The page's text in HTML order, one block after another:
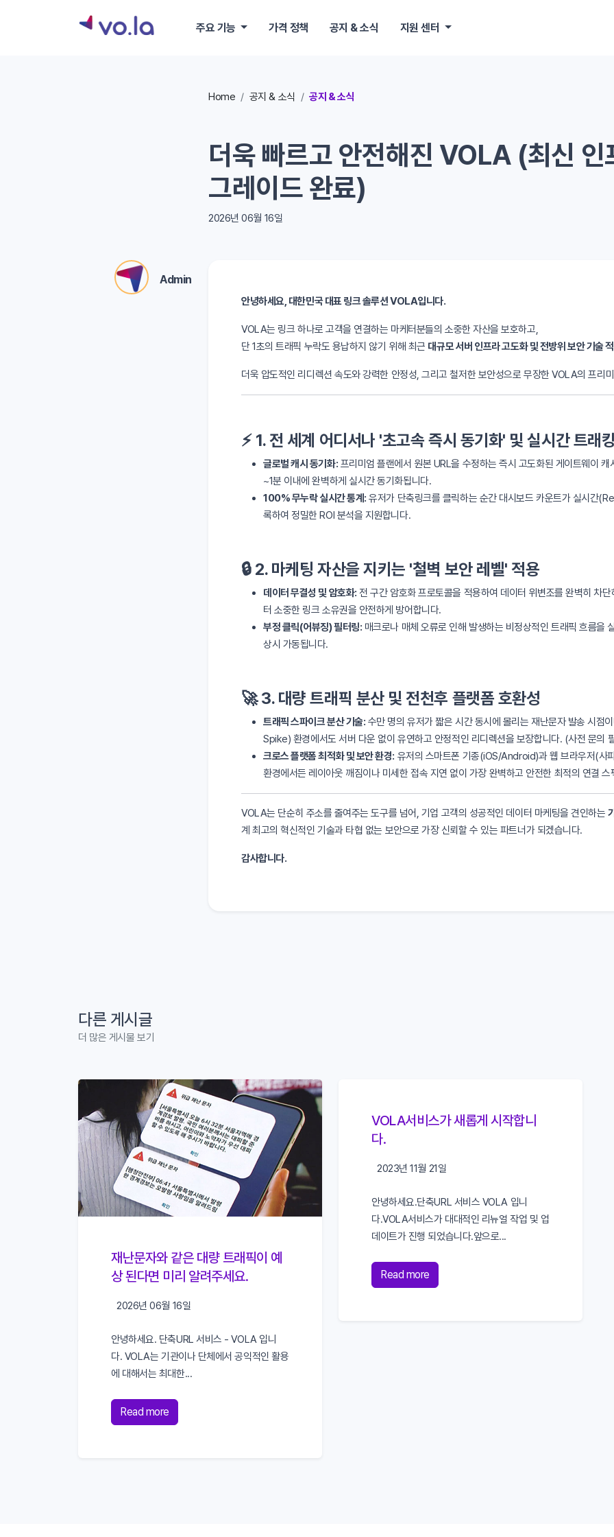
주요 기능 가격 정책 공지 & 소식 지원 센터
Home 공지 & 소식 공지 & 소식
더욱 빠르고 안전해진 VOLA (최신 인
그레이드 완료)
2026년 06월 16일
Admin
안녕하세요, 대한민국 대표 링크 솔루션 VOLA입니다.
VOLA는 링크 하나로 고객을 연결하는 마케터분들의 소중한 자산을 보호하고,
단 1초의 트래픽 누락도 용납하지 않기 위해 최근 대규모 서버 인프라 고도화 및 전방위 보안 기술
더욱 압도적인 리디렉션 속도와 강력한 안정성, 그리고 철저한 보안성으로 무장한 VOLA의 프리
⚡ 1. 전 세계 어디서나 '초고속 즉시 동기화' 및 실시간 트래킹
글로벌 캐시 동기화: 프리미엄 플랜에서 원본 URL을 수정하는 즉시 고도화된 게이트웨이
~1분 이내에 완벽하게 실시간 동기화됩니다.
100% 무누락 실시간 통계: 유저가 단축링크를 클릭하는 순간 대시보드 카운트가 실시간
록하여 정밀한 ROI 분석을 지원합니다.
🔒 2. 마케팅 자산을 지키는 '철벽 보안 레벨' 적용
데이터 무결성 및 암호화: 전 구간 암호화 프로토콜을 적용하여 데이터 위변조를 완벽히 차
터 소중한 링크 소유권을 안전하게 방어합니다.
부정 클릭(어뷰징) 필터링: 매크로나 매체 오류로 인해 발생하는 비정상적인 트래픽 흐름을
상시 가동됩니다.
🚀 3. 대량 트래픽 분산 및 전천후 플랫폼 호환성
트래픽 스파이크 분산 기술: 수만 명의 유저가 짧은 시간 동시에 몰리는 재난문자 발송 시
Spike) 환경에서도 서버 다운 없이 유연하고 안정적인 리디렉션을 보장합니다. (사전 문의
크로스 플랫폼 최적화 및 보안 환경: 유저의 스마트폰 기종(iOS/Android)과 웹 브라우저(사
환경에서든 레이아웃 깨짐이나 미세한 접속 지연 없이 가장 완벽하고 안전한 최적의 연결 스
VOLA는 단순히 주소를 줄여주는 도구를 넘어, 기업 고객의 성공적인 데이터 마케팅을 견인하는
계 최고의 혁신적인 기술과 타협 없는 보안으로 가장 신뢰할 수 있는 파트너가 되겠습니다.
감사합니다.
다른 게시글
더 많은 게시물 보기
재난문자와 같은 대량 트래픽이 예
상 된다면 미리 알려주세요.
2026년 06월 16일
안녕하세요. 단축URL 서비스 - VOLA 입니
다. VOLA는 기관이나 단체에서 공익적인 활용
에 대해서는 최대한...
Read more
VOLA서비스가 새롭게 시작합니
다.
2023년 11월 21일
안녕하세요.단축URL 서비스 VOLA 입니
다.VOLA서비스가 대대적인 리뉴얼 작업 및 업
데이트가 진행 되었습니다.앞으로...
Read more